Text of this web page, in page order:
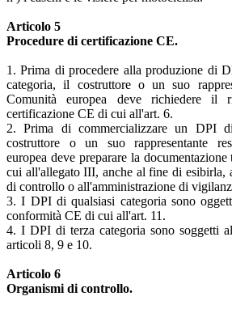
Articolo 5
Procedure di certificazione CE.
1. Prima di procedere alla produzione di
categoria, il costruttore o un suo
Comunità europea deve richiedere il
certificazione CE di cui all'art. 6.
2. Prima di commercializzare un DPI
costruttore o un suo rappresentante
europea deve preparare la
cui all'allegato III, anche al fine di esibirla,
di controllo o all'amministrazione di
3. I DPI di qualsiasi categoria sono
conformità CE di cui all'art. 11.
4. I DPI di terza categoria sono soggetti
articoli 8, 9 e 10.
Articolo 6
Organismi di controllo.